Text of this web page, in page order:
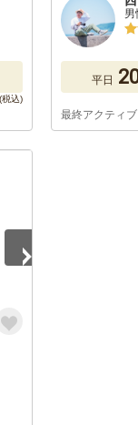
平日
最終アクティ